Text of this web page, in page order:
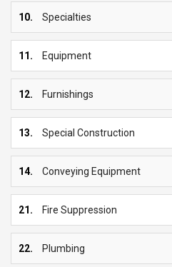
10. Specialties
11. Equipment
12. Furnishings
13. Special Construction
14. Conveying Equipment
21. Fire Suppression
22. Plumbing